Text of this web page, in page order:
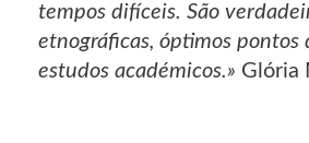
tempos difíceis. São
etnográficas, óptimos pontos
estudos académicos.» Glória